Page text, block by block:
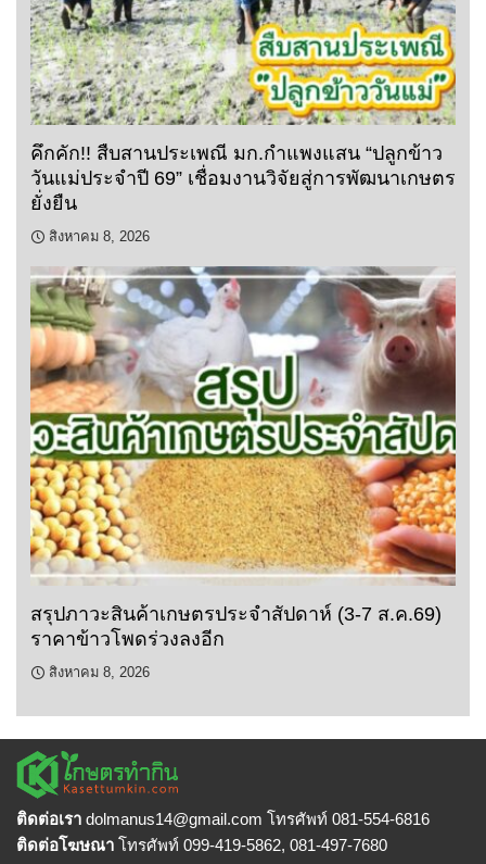
คึกคัก!! สืบสานประเพณี มก.กำแพงแสน “ปลูกข้าว
วันแม่ประจำปี 69” เชื่อมงานวิจัยสู่การพัฒนาเกษตร
ยั่งยืน
สิงหาคม 8, 2026
สรุปภาวะสินค้าเกษตรประจำสัปดาห์ (3-7 ส.ค.69)
ราคาข้าวโพดร่วงลงอีก
สิงหาคม 8, 2026
ติดต่อเรา dolmanus14@gmail.com โทรศัพท์ 081-554-6816
ติดต่อโฆษณา โทรศัพท์ 099-419-5862, 081-497-7680